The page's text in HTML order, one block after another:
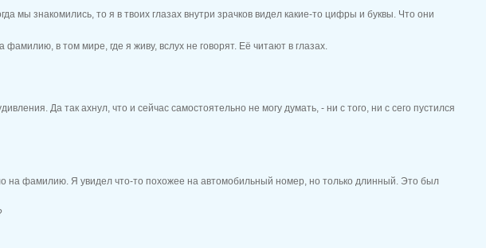
мы знакомились, то я в твоих глазах внутри зрачков видел какие-то цифры и буквы. Что они
в том мире, где я живу, вслух не говорят. Её читают в глазах.
Да так ахнул, что и сейчас самостоятельно не могу думать, - ни с того, ни с сего пустился
фамилию. Я увидел что-то похожее на автомобильный номер, но только длинный. Это был